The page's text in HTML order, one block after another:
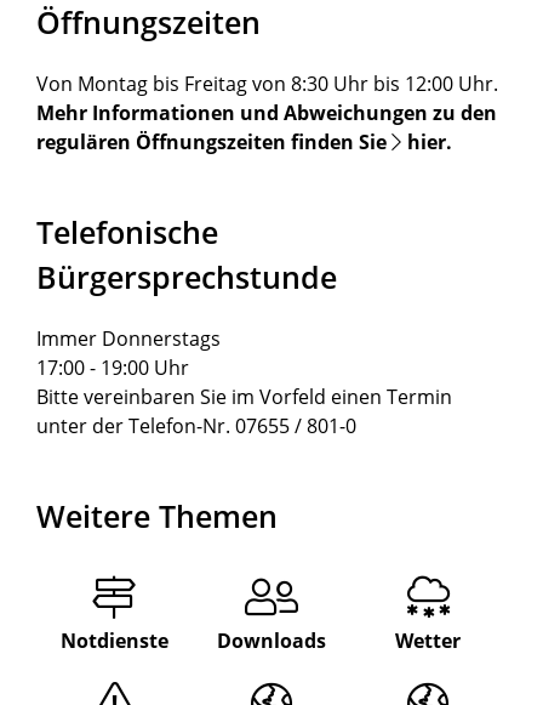
Öffnungszeiten
Von Montag bis Freitag von 8:30 Uhr bis 12:00 Uhr.
Mehr Informationen und Abweichungen zu den
regulären Öffnungszeiten finden Sie
hier.
Telefonische
Bürgersprechstunde
Immer Donnerstags
17:00 - 19:00 Uhr
Bitte vereinbaren Sie im Vorfeld einen Termin
unter der Telefon-Nr. 07655 / 801-0
Weitere Themen
Notdienste Downloads Wetter